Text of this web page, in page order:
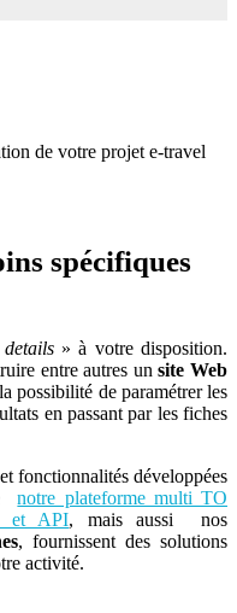
spécifiques
» à votre disposition.
entre autres un site Web
possibilité de paramétrer les
en passant par les fiches
fonctionnalités développées
notre plateforme multi TO
et API, mais aussi nos
, fournissent des solutions
activité.